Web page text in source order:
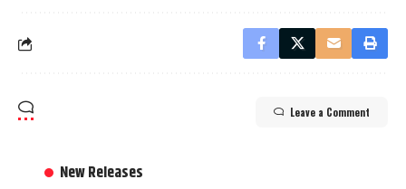
Leave a Comment
New Releases